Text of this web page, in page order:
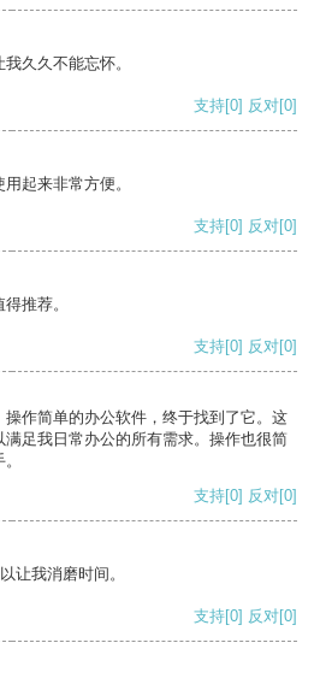
久久不能忘怀。
支持[0] 反对[0]
起来非常方便。
支持[0] 反对[0]
推荐。
支持[0] 反对[0]
作简单的办公软件，终于找到了它。这
足我日常办公的所有需求。操作也很简
支持[0] 反对[0]
让我消磨时间。
支持[0] 反对[0]